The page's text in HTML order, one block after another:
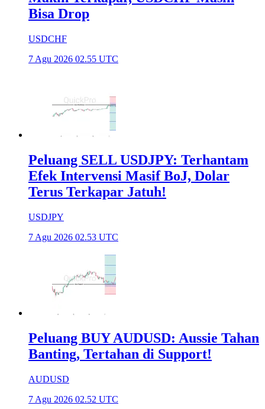
Bisa Drop
USDCHF
7 Agu 2026 02.55 UTC
Peluang SELL USDJPY: Terhantam
Efek Intervensi Masif BoJ, Dolar
Terus Terkapar Jatuh!
USDJPY
7 Agu 2026 02.53 UTC
Peluang BUY AUDUSD: Aussie Tahan
Banting, Tertahan di Support!
AUDUSD
7 Agu 2026 02.52 UTC